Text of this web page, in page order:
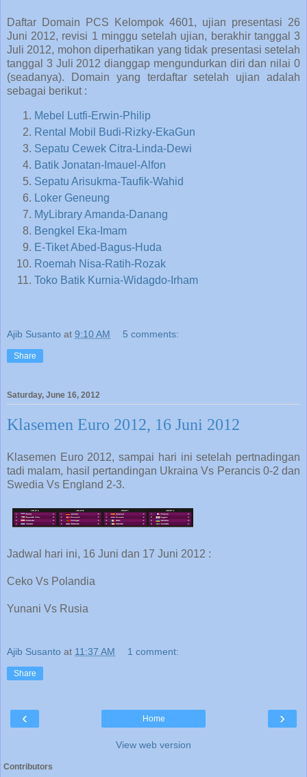
Daftar Domain PCS Kelompok 4601, ujian presentasi 26
Juni 2012, revisi 1 minggu setelah ujian, berakhir tanggal 3
Juli 2012, mohon diperhatikan yang tidak presentasi setelah
tanggal 3 Juli 2012 dianggap mengundurkan diri dan nilai 0
(seadanya). Domain yang terdaftar setelah ujian adalah
sebagai berikut :
Mebel Lutfi-Erwin-Philip
Rental Mobil Budi-Rizky-EkaGun
Sepatu Cewek Citra-Linda-Dewi
Batik Jonatan-Imauel-Alfon
Sepatu Arisukma-Taufik-Wahid
Loker Geneung
MyLibrary Amanda-Danang
Bengkel Eka-Imam
E-Tiket Abed-Bagus-Huda
Roemah Nisa-Ratih-Rozak
Toko Batik Kurnia-Widagdo-Irham
Ajib Susanto at 9:10 AM 5 comments:
Share
Saturday, June 16, 2012
Klasemen Euro 2012, 16 Juni 2012
Klasemen Euro 2012, sampai hari ini setelah pertnadingan
tadi malam, hasil pertandingan Ukraina Vs Perancis 0-2 dan
Swedia Vs England 2-3.
Jadwal hari ini, 16 Juni dan 17 Juni 2012 :
Ceko Vs Polandia
Yunani Vs Rusia
Ajib Susanto at 11:37 AM 1 comment:
Share
‹ ›
Home
View web version
Contributors